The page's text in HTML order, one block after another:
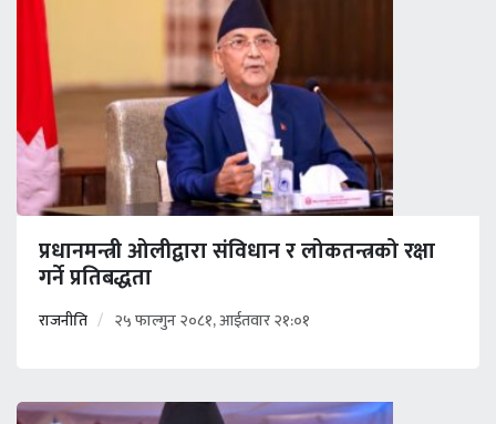
प्रधानमन्त्री ओलीद्वारा संविधान र लोकतन्त्रको रक्षा
गर्ने प्रतिबद्धता
राजनीति २५ फाल्गुन २०८१, आईतवार २१:०१